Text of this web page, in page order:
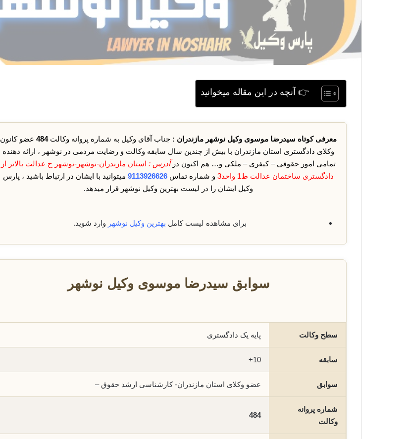
👉 آنچه در این مقاله میخوانید
معرفی کوتاه سیدرضا موسوی وکیل نوشهر مازندران : جناب آقای وکیل به شماره پروانه وکالت484 عضو کانون
وکلای دادگستری استان مازندران با بیش از چندین سال سابقه وکالت و رضایت مردمی در نوشهر ، ارائه دهنده
تمامی امور حقوقی – کیفری – ملکی و… هم اکنون درآدرس : استان مازندران-نوشهر-نوشهر خ عدالت بالاتر از
دادگستری ساختمان عدالت ط1 واحد3
و شماره تماس 9113926626 میتوانید با ایشان در ارتباط باشید ، پارس
وکیل ایشان را در لیست بهترین وکیل نوشهر قرار میدهد.
برای مشاهده لیست کامل بهترین وکیل نوشهر وارد شوید.
سوابق سیدرضا موسوی وکیل نوشهر
سطح وکالت پایه یک دادگستری
سابقه 10+
سوابق عضو وکلای استان مازندران- کارشناسی ارشد حقوق –
شماره پروانه
وکالت
484